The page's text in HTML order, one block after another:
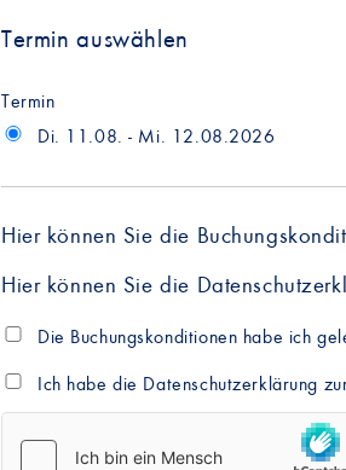
Termin auswählen
Termin
Di. 11.08. - Mi. 12.08.2026
Hier können Sie die
Hier können Sie die
Die Buchungskonditionen habe ich
Ich habe die Datenschutzerklärung